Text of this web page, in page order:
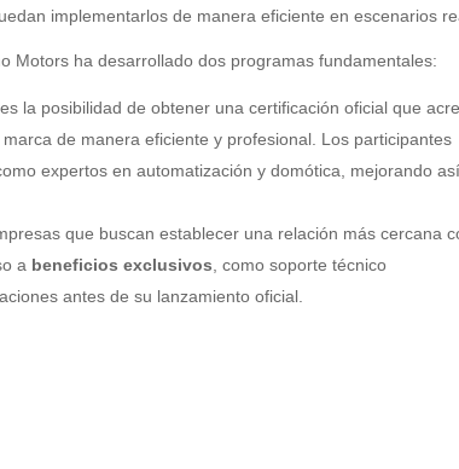
implementarlos de manera eficiente en escenarios
Motors ha desarrollado dos programas fundamentales:
la posibilidad de obtener una certificación oficial que
de manera eficiente y profesional. Los participantes
expertos en automatización y domótica, mejorando
que buscan establecer una relación más cercana
a beneficios exclusivos , como soporte técnico
antes de su lanzamiento oficial.